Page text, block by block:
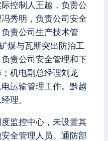
控制人王越，负责公
秀明，负责公司安全
责公司生产技术管
煤与瓦斯突出防治工
责公司安全管理和下
机电副总经理刘龙
运输管理工作。黔越
理。
监控中心，未设置其
全管理人员。通防部